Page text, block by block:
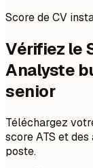
Score de CV
Vérifiez le
Analyste
senior
Téléchargez
score ATS et
poste.